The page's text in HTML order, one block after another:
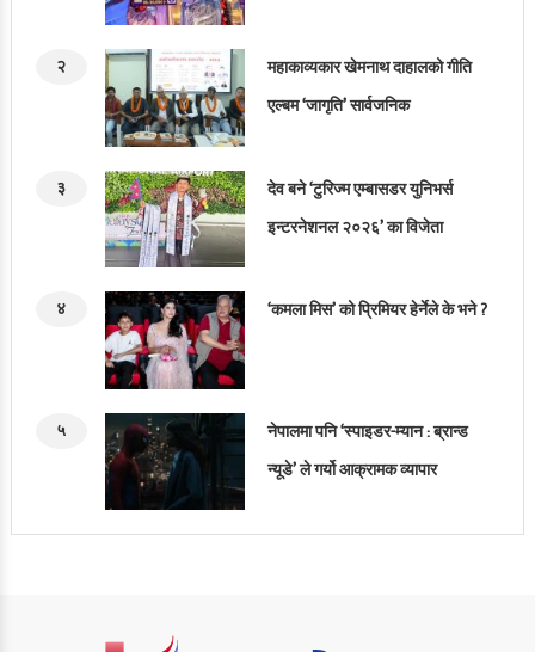
२
महाकाव्यकार खेमनाथ दाहालको गीति
एल्बम ‘जागृति’ सार्वजनिक
३
देव बने ‘टुरिज्म एम्बासडर युनिभर्स
इन्टरनेशनल २०२६’ का विजेता
४ ‘कमला मिस’ को प्रिमियर हेर्नेले के भने ?
५
नेपालमा पनि ‘स्पाइडर-म्यान : ब्रान्ड
न्यूडे’ ले गर्यो आक्रामक व्यापार